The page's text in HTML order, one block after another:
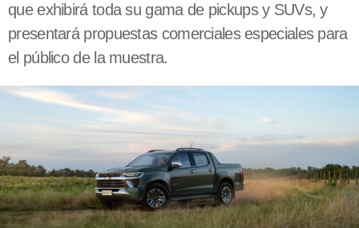
que exhibirá toda su gama de pickups y SUVs, y
presentará propuestas comerciales especiales para
el público de la muestra.